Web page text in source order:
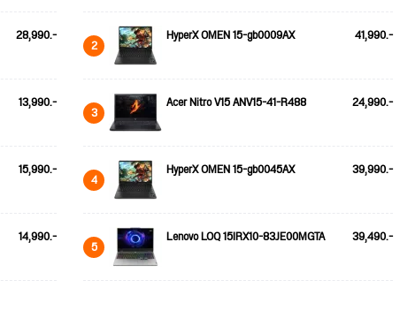
28,990.-
13,990.-
15,990.-
14,990.-
2 HyperX OMEN 15-gb0009AX 41,990.-
3 Acer Nitro V15 ANV15-41-R488 24,990.-
4 HyperX OMEN 15-gb0045AX 39,990.-
5 Lenovo LOQ 15IRX10-83JE00MGTA 39,490.-